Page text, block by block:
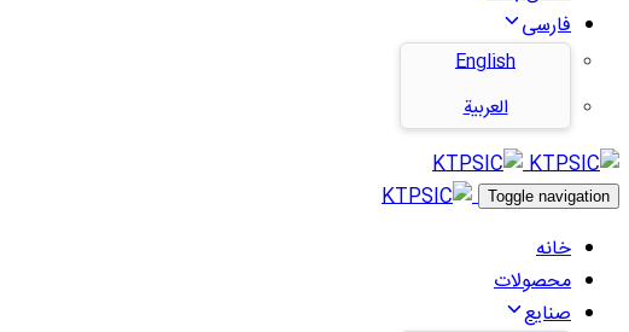
فارسی
English
العربية
Toggle navigation
خانه
محصولات
صنایع